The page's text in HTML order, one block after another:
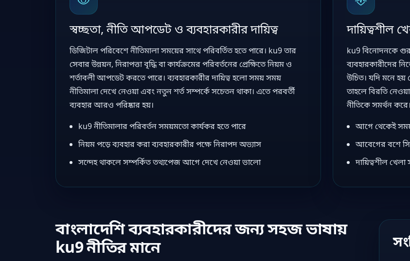
স্বচ্ছতা, নীতি আপডেট ও ব্যবহারকারীর দায়িত্ব
ডিজিটাল পরিবেশে নীতিমালা সময়ের সাথে পরিবর্তিত হতে পারে। ku9 তার
সেবার উন্নয়ন, নিরাপত্তা বৃদ্ধি বা কার্যক্রমের পরিবর্তনের প্রেক্ষিতে নিয়ম ও
শর্তাবলী আপডেট করতে পারে। ব্যবহারকারীর দায়িত্ব হলো সময় সময়
নীতিমালা দেখে নেওয়া এবং নতুন শর্ত সম্পর্কে সচেতন থাকা। এতে পরবর্তী
ব্যবহার আরও পরিষ্কার হয়।
ku9 নীতিমালার পরিবর্তন সময়মতো কার্যকর হতে পারে
নিয়ম পড়ে ব্যবহার করা ব্যবহারকারীর পক্ষে নিরাপদ অভ্যাস
সন্দেহ থাকলে সম্পর্কিত তথ্যপেজ আগে দেখে নেওয়া ভালো
দায়িত্বশীল
ku9 বিনোদনকে
ব্যবহারকারীদের
উচিত। যদি মনে হয়
তাহলে বিরতি
নীতিকে সমর্থন করে।
আগে থেকেই
আবেগের বশে
দায়িত্বশীল
বাংলাদেশি ব্যবহারকারীদের জন্য সহজ ভাষায়
ku9 নীতির মানে